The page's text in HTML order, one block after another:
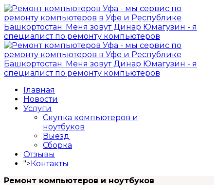
Главная
Новости
Услуги
Скупка компьютеров и
ноутбуков
Выезд
Сборка
Отзывы
">Контакты
Ремонт компьютеров и ноутбуков